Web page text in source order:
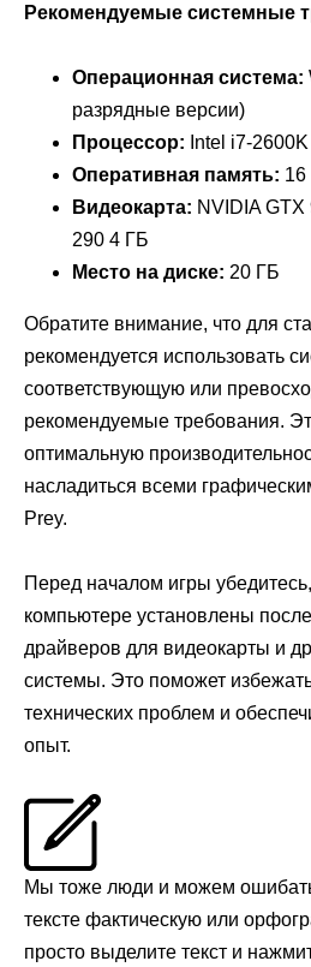
Рекомендуемые системные
Операционная система:
разрядные версии)
Процессор: Intel i7-
Оперативная память: 16
Видеокарта: NVIDIA
290 4 ГБ
Место на диске: 20 ГБ
Обратите внимание, что для
рекомендуется использовать
соответствующую или
рекомендуемые требования.
оптимальную
насладиться всеми
Prey.
Перед началом игры
компьютере установлены
драйверов для видеокарты и
системы. Это поможет
технических проблем и
опыт.
Мы тоже люди и можем
тексте фактическую или
просто выделите текст и